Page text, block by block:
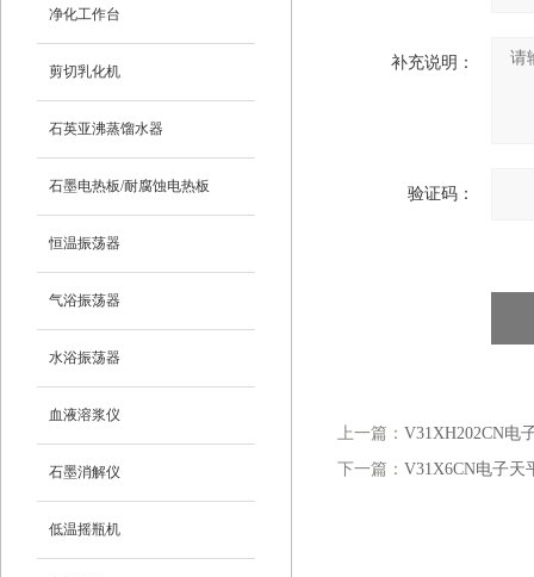
净化工作台
剪切乳化机
石英亚沸蒸馏水器
石墨电热板/耐腐蚀电热板
恒温振荡器
气浴振荡器
水浴振荡器
血液溶浆仪
石墨消解仪
低温摇瓶机
补充说明：
验证码：
上一篇： V31XH202CN电
下一篇： V31X6CN电子天